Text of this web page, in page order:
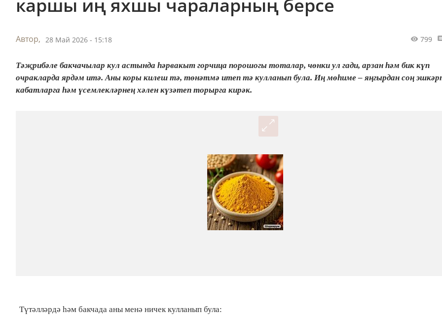
каршы иң яхшы чараларның берсе
Автор, 28 Май 2026 - 15:18 799
Тәҗрибәле бакчачылар кул астында һәрвакыт горчица порошогы тоталар, чөнки ул гади, арзан һәм бик күп
очракларда ярдәм итә. Аны коры килеш тә, төнәтмә итеп тә кулланып була. Иң мөһиме – яңгырдан соң
кабатларга һәм үсемлекләрнең хәлен күзәтеп торырга кирәк.
Түтәлләрдә һәм бакчада аны менә ничек кулланып була: